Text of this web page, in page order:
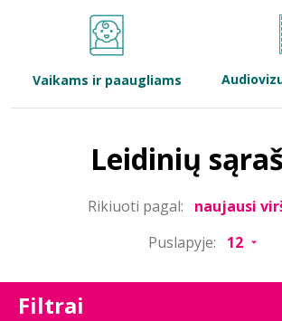
Bibliotekoms
Vaikams ir paaugliams
Leidinių
Rikiuoti pagal:
Puslapyje:
Filtrai